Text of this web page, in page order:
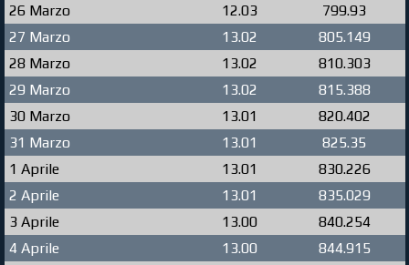
26 Marzo
12.03
799.93
27 Marzo
13.02
805.149
28 Marzo
13.02
810.303
29 Marzo
13.02
815.388
30 Marzo
13.01
820.402
31 Marzo
13.01
825.35
1 Aprile
13.01
830.226
2 Aprile
13.01
835.029
3 Aprile
13.00
840.254
4 Aprile
13.00
844.915